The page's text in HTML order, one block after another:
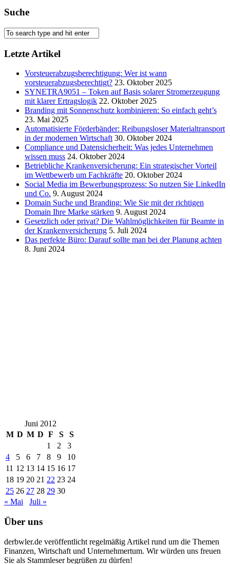
Suche
Letzte Artikel
Vorsteuerabzugsberechtigung: Wer ist wann
vorsteuerabzugsberechtigt? 23. Oktober 2025
SYNETRA9051 – Token auf Basis solarer Stromerzeugung
mit klarer Ertragslogik 22. Oktober 2025
Branding mit Sonnenschutz kombinieren: So einfach geht’s
23. Mai 2025
Automatisierte Förderbänder: Reibungsloser Materialtransport
in der modernen Wirtschaft 30. Oktober 2024
Compliance und Datensicherheit: Was jedes Unternehmen
wissen muss 24. Oktober 2024
Betriebliche Krankenversicherung: Ein strategischer Vorteil
im Wettbewerb um Fachkräfte 20. Oktober 2024
Social Media im Bewerbungsprozess: So nutzen Sie LinkedIn
und Co. 9. August 2024
Domain Suche und Branding: Wie Sie mit der richtigen
Domain Ihre Marke stärken 9. August 2024
Gesetzlich oder privat? Die Wahlmöglichkeiten für Beamte in
der Krankenversicherung 5. Juli 2024
Das perfekte Büro: Darauf sollte man bei der Planung achten
8. Juni 2024
Juni 2012
M D M D F S
S
1
2
3
4
5 6 7 8 9
10
11 12 13 14 15 16 17
18 19 20 21 22 23 24
25 26 27 28 29 30
« Mai
Juli »
Über uns
derbwler.de veröffentlicht regelmäßig Artikel rund um die Themen
Finanzen, Wirtschaft und Unternehmertum. Wir würden uns freuen
Sie als Stammleser begrüßen zu dürfen!